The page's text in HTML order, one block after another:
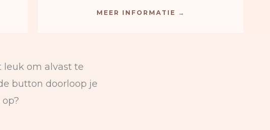
MEER INFORMATIE →
leuk om alvast te
button doorloop je